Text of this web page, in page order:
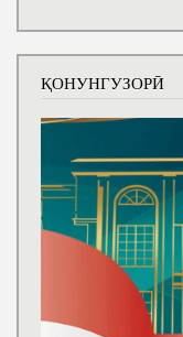
ҚОНУНГУЗОРӢ